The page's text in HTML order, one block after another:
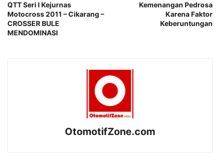
QTT Seri I Kejurnas
Motocross 2011 – Cikarang –
CROSSER BULE
MENDOMINASI
Kemenangan Pedrosa
Karena Faktor
Keberuntungan
OtomotifZone.com